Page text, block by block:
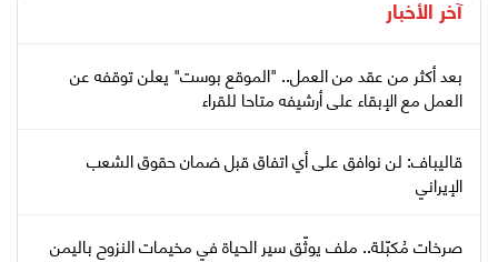
آخر الأخبار
بعد أكثر من عقد من العمل.. "الموقع بوست" يعلن توقفه عن
العمل مع الإبقاء على أرشيفه متاحا للقراء
قاليباف: لن نوافق على أي اتفاق قبل ضمان حقوق الشعب
الإيراني
صرخات مُكبّلة.. ملف يوثّق سير الحياة في مخيمات النزوح باليمن